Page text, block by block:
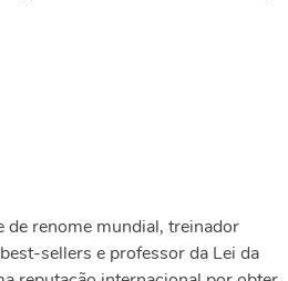
de renome mundial, treinador
sellers e professor da Lei da